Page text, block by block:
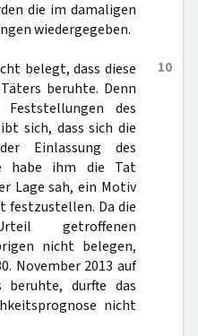
die im damaligen
wiedergegeben.
10
belegt, dass diese
beruhte. Denn
Feststellungen des
sich, dass sich die
Einlassung des
habe ihm die Tat
Lage sah, ein Motiv
festzustellen. Da die
getroffenen
nicht belegen,
November 2013 auf
beruhte, durfte das
nicht